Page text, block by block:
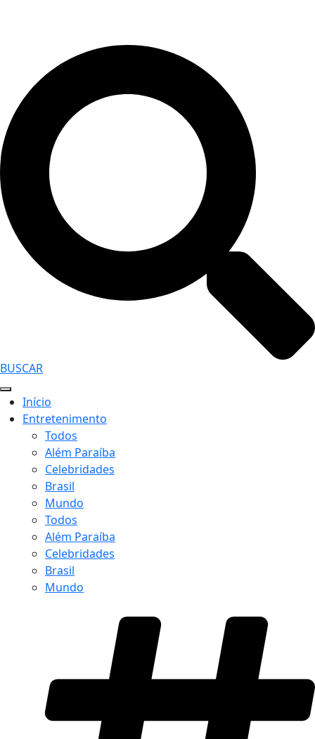
BUSCAR
Início
Entretenimento
Todos
Além Paraíba
Celebridades
Brasil
Mundo
Todos
Além Paraíba
Celebridades
Brasil
Mundo